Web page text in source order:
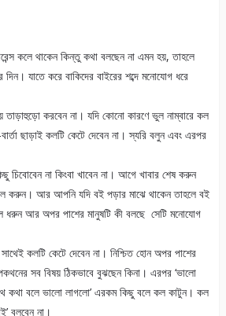
কলে থাকেন কিন্তু কথা বলছেন না এমন হয়, তাহলে
যাতে করে বাকিদের বাইরের শব্দে মনোযোগ ধরে
তাড়াহুড়ো করবেন না। যদি কোনো কারণে ভুল নাম্বারে কল
ছাড়াই কলটি কেটে দেবেন না। স্যরি বলুন এবং এরপর
চিবোবেন না কিংবা খাবেন না। আগে খাবার শেষ করুন
করুন। আর আপনি যদি বই পড়ার মাঝে থাকেন তাহলে বই
ধরুন আর অপর পাশের মানুষটি কী বলছে সেটি মনোযোগ
সাথেই কলটি কেটে দেবেন না। নিশ্চিত হোন অপর পাশের
সব বিষয় ঠিকভাবে বুঝছেন কিনা। এরপর ‘ভালো
কথা বলে ভালো লাগলো’ এরকম কিছু বলে কল কাটুন। কল
বলবেন না।